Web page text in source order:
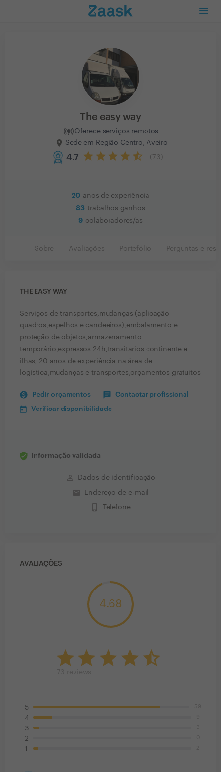
The easy way
Oferece serviços remotos
Sede em Região Centro, Aveiro
4.7 73
20 anos de experiência
83 trabalhos ganhos
9 colaboradores/as
Sobre Avaliações Portefólio Perguntas e
THE EASY WAY
Serviços de transportes,mudanças (aplicação
quadros,espelhos e candeeiros),embalamento e
proteção de objetos,armazenamento
temporário,expressos 24h,transitarios continente e
ilhas, 20 anos de experiência na área de
logística,mudanças e transportes,orçamentos gratuitos
Pedir orçamentos Contactar profissional
Verificar disponibilidade
Informação validada
perm_identity Dados de identificação
email Endereço de e-mail
phone_iphone Telefone
AVALIAÇÕES
4.68
5
4
3
2
1